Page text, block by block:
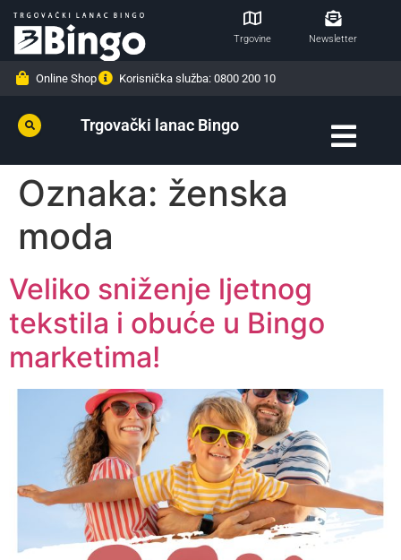
Trgovine Newsletter
Online Shop Korisnička služba: 0800 200 10
Trgovački lanac Bingo
Oznaka: ženska
moda
Veliko sniženje ljetnog
tekstila i obuće u Bingo
marketima!